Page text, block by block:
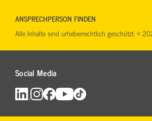
Social Media
ANSPRECHPERSON FINDEN
Alle Inhalte sind urheberrechtlich geschützt. ©